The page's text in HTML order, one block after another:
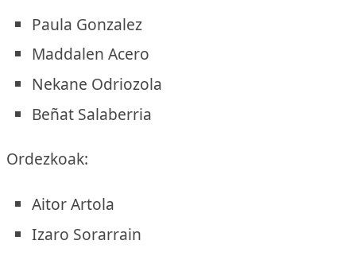
Paula Gonzalez
Maddalen Acero
Nekane Odriozola
Beñat Salaberria
Ordezkoak:
Aitor Artola
Izaro Sorarrain